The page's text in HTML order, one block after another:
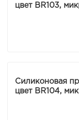
цвет BR103,
Силиконовая
цвет BR104,